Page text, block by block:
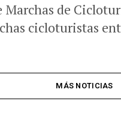
de
cicloturistas
MÁS NOTICIAS